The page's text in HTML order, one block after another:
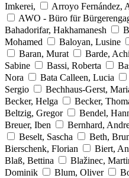
Imkerei,
Arroyo Fernández,
AWO - Büro für
Bahadorifar, Hakhamanesh
Mohamed
Baloyan, Lusine
Baran, Murat
Barde,
Sabine
Bassi, Roberta
Nora
Bata Calleen, Lucia
Sergio
Bechhaus-Gerst,
Becker, Helga
Becker,
Beltzig, Gregor
Bendel,
Breuer, Iben
Bernhard,
Beselt, Sascha
Beth,
Bierschenk, Florian
Biert,
Blaß, Bettina
Blažinec,
Dominik
Blum, Oliver